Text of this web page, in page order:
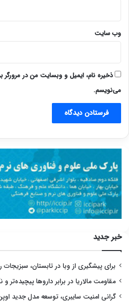
وب‌ سایت
ذخیره نام، ایمیل و وبسایت من در مرورگر
می‌نویسم.
خبر جدید
برای پیشگیری از وبا در تابستان،
مقاومت مالاریا در برابر داروها پیچیده‌تر
گرانی امنیت سایبری، توسعه مدل جدید